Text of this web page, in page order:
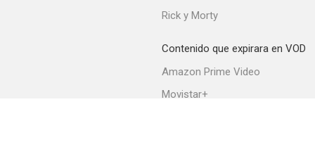
Rick y Morty
Contenido que expirara en VOD
Amazon Prime Video
Movistar+